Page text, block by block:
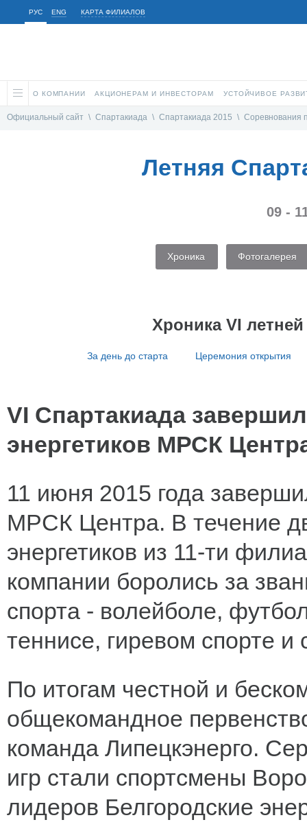
РУС ENG КАРТА ФИЛИАЛОВ
О КОМПАНИИ АКЦИОНЕРАМ И ИНВЕСТОРАМ УСТОЙЧИВОЕ
Официальный сайт \ Спартакиада \ Спартакиада 2015 \ Соревнования
Летняя
09 -
Хроника Фотогалерея
Хроника VI
За день до старта Церемония открытия
VI Спартакиада
энергетиков МРСК
11 июня 2015 года
МРСК Центра. В течение
энергетиков из 11-ти
компании боролись за
спорта - волейболе,
теннисе, гиревом спорте и
По итогам честной и
общекомандное
команда Липецкэнерго.
игр стали спортсмены
лидеров Белгородские